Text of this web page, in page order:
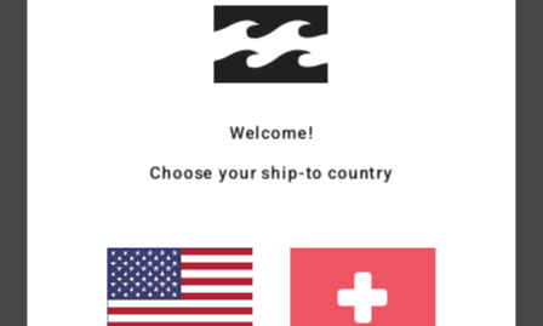
Zu großWelcome!
Choose your ship-to country